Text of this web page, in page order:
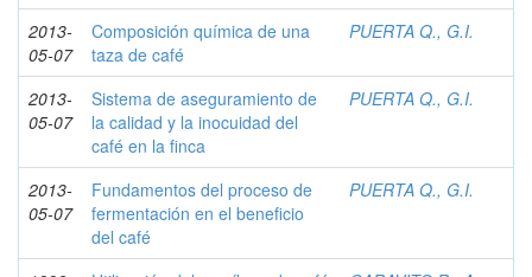
2013-
05-07
Composición química de una
taza de café
PUERTA Q., G.I.
2013-
05-07
Sistema de aseguramiento de
la calidad y la inocuidad del
café en la finca
PUERTA Q., G.I.
2013-
05-07
Fundamentos del proceso de
fermentación en el beneficio
del café
PUERTA Q., G.I.